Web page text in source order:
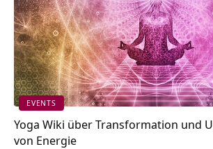
EVENTS
Yoga Wiki über Transformation und
von Energie